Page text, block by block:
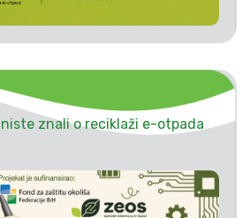
znali o reciklaži e-otpada